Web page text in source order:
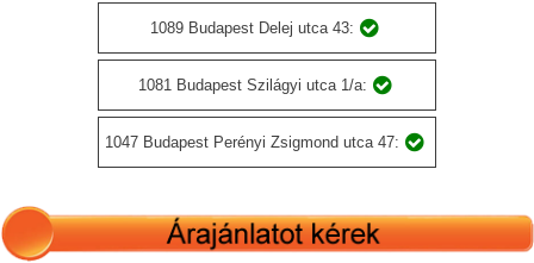
1089 Budapest Delej utca 43:
1081 Budapest Szilágyi utca 1/a:
1047 Budapest Perényi Zsigmond utca 47: